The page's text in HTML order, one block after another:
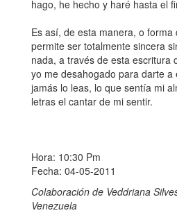
hago, he hecho y haré hasta el
Es así, de esta manera, o
permite ser totalmente sincera
nada, a través de esta escritura
yo me desahogado para darte a
jamás lo leas, lo que sentía mi
letras el cantar de mi sentir.
Hora: 10:30 Pm
Fecha: 04-05-2011
Colaboración de Veddriana
Venezuela